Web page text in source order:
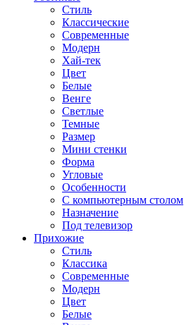
Стиль
Классические
Современные
Модерн
Хай-тек
Цвет
Белые
Венге
Светлые
Темные
Размер
Мини стенки
Форма
Угловые
Особенности
С компьютерным столом
Назначение
Под телевизор
Прихожие
Стиль
Классика
Современные
Модерн
Цвет
Белые